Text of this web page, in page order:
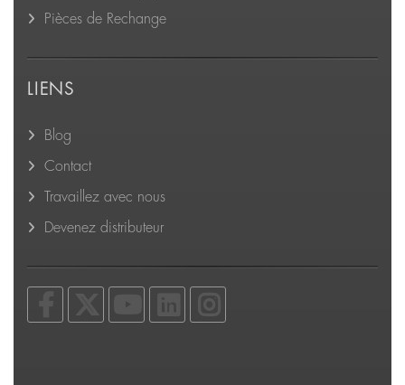
Pièces de Rechange
LIENS
Blog
Contact
Travaillez avec nous
Devenez distributeur